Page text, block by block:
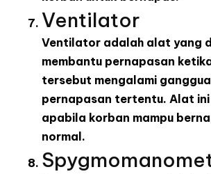
Ventilator
Ventilator adalah alat yang
membantu pernapasan
tersebut mengalami
pernapasan tertentu. Alat
apabila korban mampu
normal.